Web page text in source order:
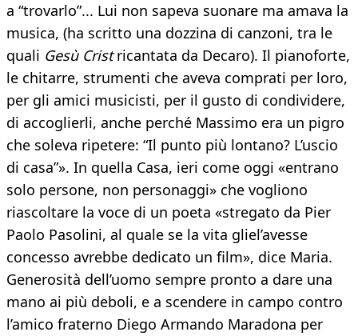
a “trovarlo”... Lui non sapeva suonare ma amava la
musica, (ha scritto una dozzina di canzoni, tra le
quali Gesù Cristricantata da Decaro). Il pianoforte,
le chitarre, strumenti che aveva comprati per loro,
per gli amici musicisti, per il gusto di condividere,
di accoglierli, anche perché Massimo era un pigro
che soleva ripetere: “Il punto più lontano? L’uscio
di casa”». In quella Casa, ieri come oggi «entrano
solo persone, non personaggi» che vogliono
riascoltare la voce di un poeta «stregato da Pier
Paolo Pasolini, al quale se la vita gliel’avesse
concesso avrebbe dedicato un film», dice Maria.
Generosità dell’uomo sempre pronto a dare una
mano ai più deboli, e a scendere in campo contro
l’amico fraterno Diego Armando Maradona per